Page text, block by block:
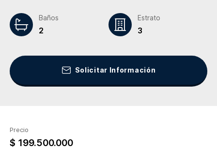
Baños
2
Estrato
3
Solicitar Información
Precio
$ 199.500.000